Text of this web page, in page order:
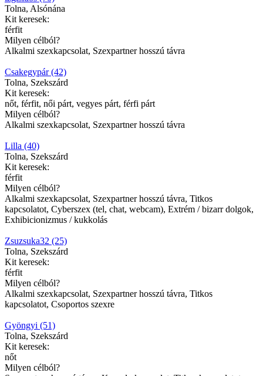
Tolna, Alsónána
Kit keresek:
férfit
Milyen célból?
Alkalmi szexkapcsolat, Szexpartner hosszú távra
Csakegypár (42)
Tolna, Szekszárd
Kit keresek:
nőt, férfit, női párt, vegyes párt, férfi párt
Milyen célból?
Alkalmi szexkapcsolat, Szexpartner hosszú távra
Lilla (40)
Tolna, Szekszárd
Kit keresek:
férfit
Milyen célból?
Alkalmi szexkapcsolat, Szexpartner hosszú távra, Titkos
kapcsolatot, Cyberszex (tel, chat, webcam), Extrém / bizarr dolgok,
Exhibicionizmus / kukkolás
Zsuzsuka32 (25)
Tolna, Szekszárd
Kit keresek:
férfit
Milyen célból?
Alkalmi szexkapcsolat, Szexpartner hosszú távra, Titkos
kapcsolatot, Csoportos szexre
Gyöngyi (51)
Tolna, Szekszárd
Kit keresek:
nőt
Milyen célból?